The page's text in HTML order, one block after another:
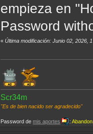
empieza en
Password
«Última modificación: Junio 02, 2026,
Scr34m
"Es de bien nacido ser agradecido"
Password demis aportes :